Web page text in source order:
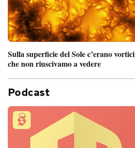
Sulla superficie del Sole c’erano vortici
che non riuscivamo a vedere
Podcast